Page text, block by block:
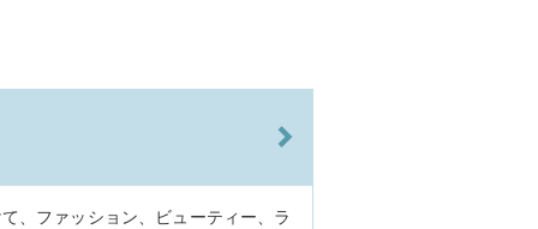
、ファッション、ビューティー、ラ